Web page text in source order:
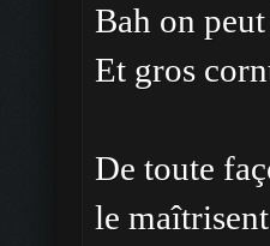
Bah on
Et gros
De toute
le